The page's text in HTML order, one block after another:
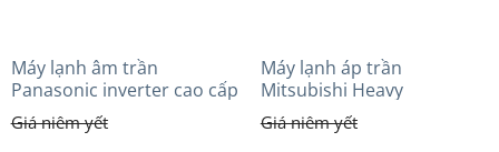
Máy lạnh âm trần
Panasonic inverter cao cấp
(3.0Hp) S-2430PU3HA/U-
24PRH1H5
Máy lạnh áp trần
Mitsubishi Heavy
FDE140VG (6.0Hp) Cao cấp
– 3 Pha